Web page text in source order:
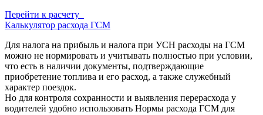
Перейти к расчету
Калькулятор расхода ГСМ
Для налога на прибыль и налога при УСН расходы на ГСМ
можно не нормировать и учитывать полностью при условии,
что есть в наличии документы, подтверждающие
приобретение топлива и его расход, а также служебный
характер поездок.
Но для контроля сохранности и выявления перерасхода у
водителей удобно использовать Нормы расхода ГСМ для